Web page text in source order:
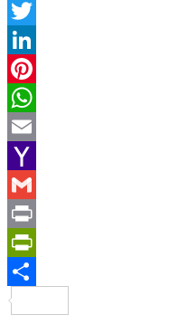
Facebook
Twitter
LinkedIn
Pinterest
WhatsApp
Email
Yahoo
Mail
Gmail
Print
PrintFriendly